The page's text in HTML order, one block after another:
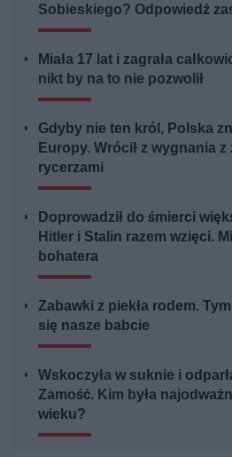
Sobieskiego? Odpowiedź
Miała 17 lat i zagrała
nikt by na to nie pozwolił
Gdyby nie ten król, Polska
Europy. Wrócił z wygnania z
rycerzami
Doprowadził do śmierci
Hitler i Stalin razem wzięci.
bohatera
Zabawki z piekła rodem.
się nasze babcie
Wskoczyła w suknie i
Zamość. Kim była
wieku?